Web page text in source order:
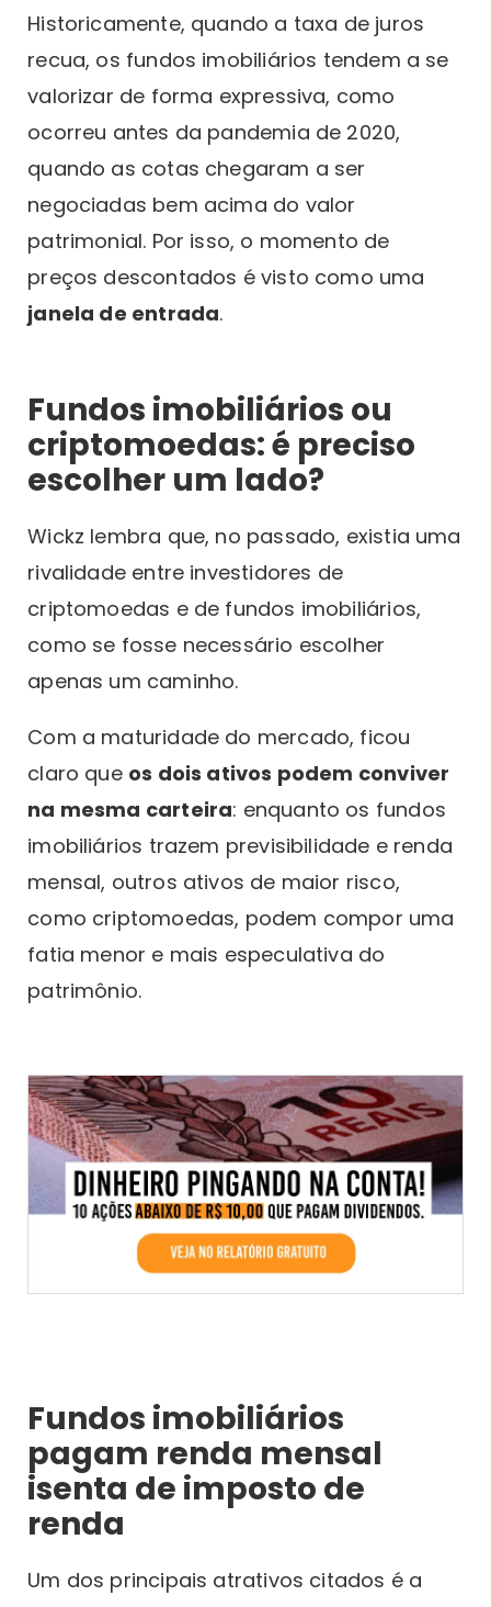
Historicamente, quando a taxa de juros
recua, os fundos imobiliários tendem a se
valorizar de forma expressiva, como
ocorreu antes da pandemia de 2020,
quando as cotas chegaram a ser
negociadas bem acima do valor
patrimonial. Por isso, o momento de
preços descontados é visto como uma
janela de entrada.
Fundos imobiliários ou
criptomoedas: é preciso
escolher um lado?
Wickz lembra que, no passado, existia uma
rivalidade entre investidores de
criptomoedas e de fundos imobiliários,
como se fosse necessário escolher
apenas um caminho.
Com a maturidade do mercado, ficou
claro que os dois ativos podem conviver
na mesma carteira: enquanto os fundos
imobiliários trazem previsibilidade e renda
mensal, outros ativos de maior risco,
como criptomoedas, podem compor uma
fatia menor e mais especulativa do
patrimônio.
Fundos imobiliários
pagam renda mensal
isenta de imposto de
renda
Um dos principais atrativos citados é a